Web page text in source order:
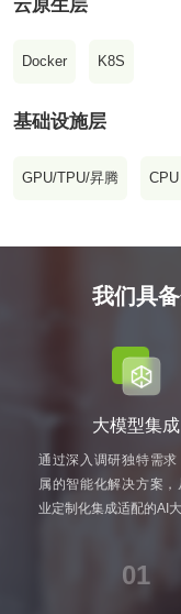
云原生层
Docker K8S
基础设施层
GPU/TPU/昇腾 CPU
我们具
大模型集成
通过深入调研独特需求
属的智能化解决方案，
业定制化集成适配的AI大
01